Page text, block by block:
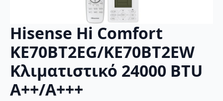
Hisense Hi Comfort
KE70BT2EG/KE70BT2EW
Κλιματιστικό 24000 BTU
A++/A+++